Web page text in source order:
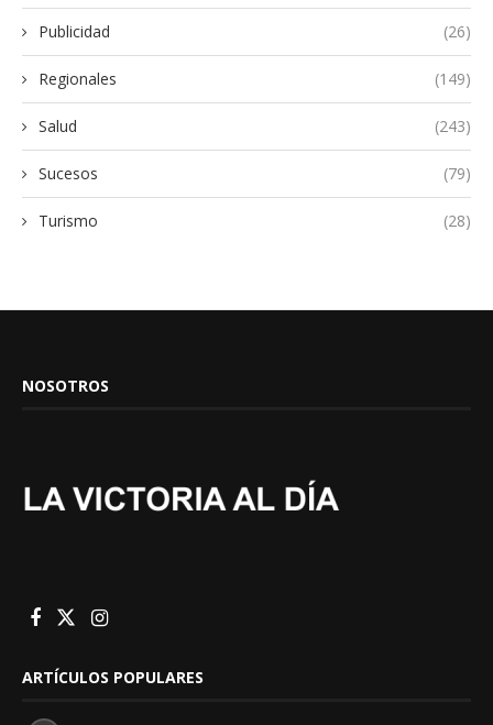
Publicidad (26)
Regionales (149)
Salud (243)
Sucesos (79)
Turismo (28)
NOSOTROS
ARTÍCULOS POPULARES